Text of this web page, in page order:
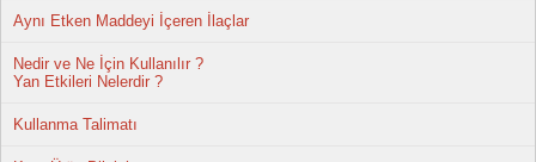
Aynı Etken Maddeyi İçeren İlaçlar
Nedir ve Ne İçin Kullanılır ?
Yan Etkileri Nelerdir ?
Kullanma Talimatı